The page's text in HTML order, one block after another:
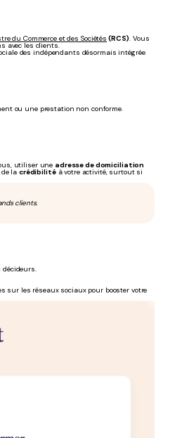
du Commerce et des Sociétés (RCS). Vous
avec les clients.
des indépendants désormais intégrée
ou une prestation non conforme.
utiliser une adresse de domiciliation
la crédibilitéà votre activité, surtout si
clients.
décideurs.
sur les réseaux sociaux pour booster votre